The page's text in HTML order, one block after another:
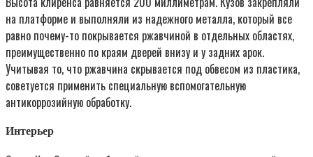
на платформе и выполняли из надежного металла, который все
равно почему-то покрывается ржавчиной в отдельных областях,
преимущественно по краям дверей внизу и у задних арок.
Учитывая то, что ржавчина скрывается под обвесом из пластика,
советуется применить специальную вспомогательную
антикоррозийную обработку.
Интерьер